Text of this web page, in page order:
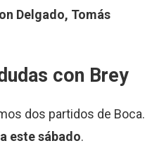
Delgado, Tomás
con Brey
dos partidos de Boca.
este sábado.